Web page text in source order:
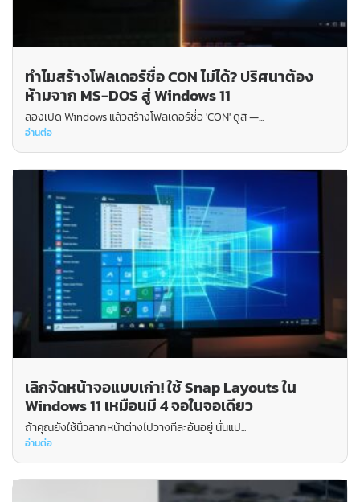
ทำไมสร้างโฟลเดอร์ชื่อ CON ไม่ได้? ปริศนาต้อง
ห้ามจาก MS-DOS สู่ Windows 11
ลองเปิด Windows แล้วสร้างโฟลเดอร์ชื่อ 'CON' ดูสิ —...
อ่านต่อ
เลิกจัดหน้าจอแบบเก่า! ใช้ Snap Layouts ใน
Windows 11 เหมือนมี 4 จอในจอเดียว
ถ้าคุณยังใช้นิ้วลากหน้าต่างไปวางทีละอันอยู่ นั่นแป...
อ่านต่อ